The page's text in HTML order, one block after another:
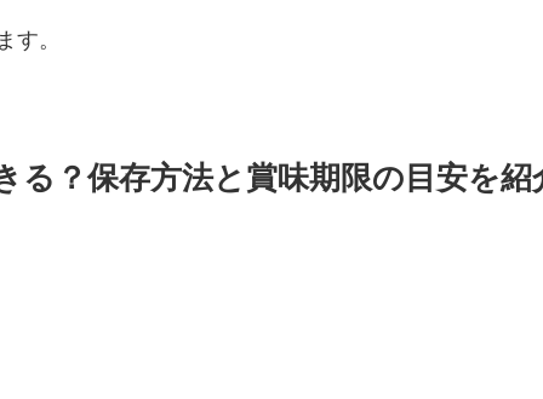
す。
る？保存方法と賞味期限の目安を紹